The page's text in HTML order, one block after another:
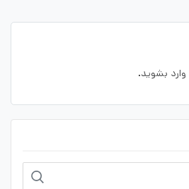
وارد بشوید.